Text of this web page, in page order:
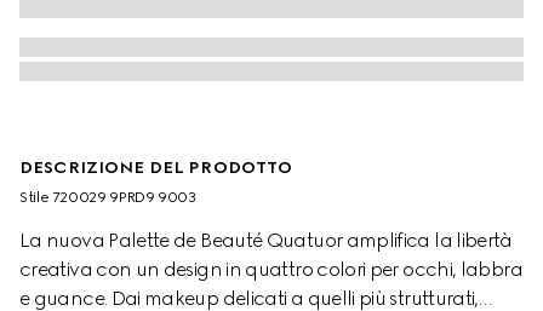
DESCRIZIONE DEL PRODOTTO
Stile ‎720029 9PRD9 9003
La nuova Palette de Beauté Quatuor amplifica la libertà
creativa con un design in quattro colori per occhi, labbra
e guance. Dai makeup delicati a quelli più strutturati,